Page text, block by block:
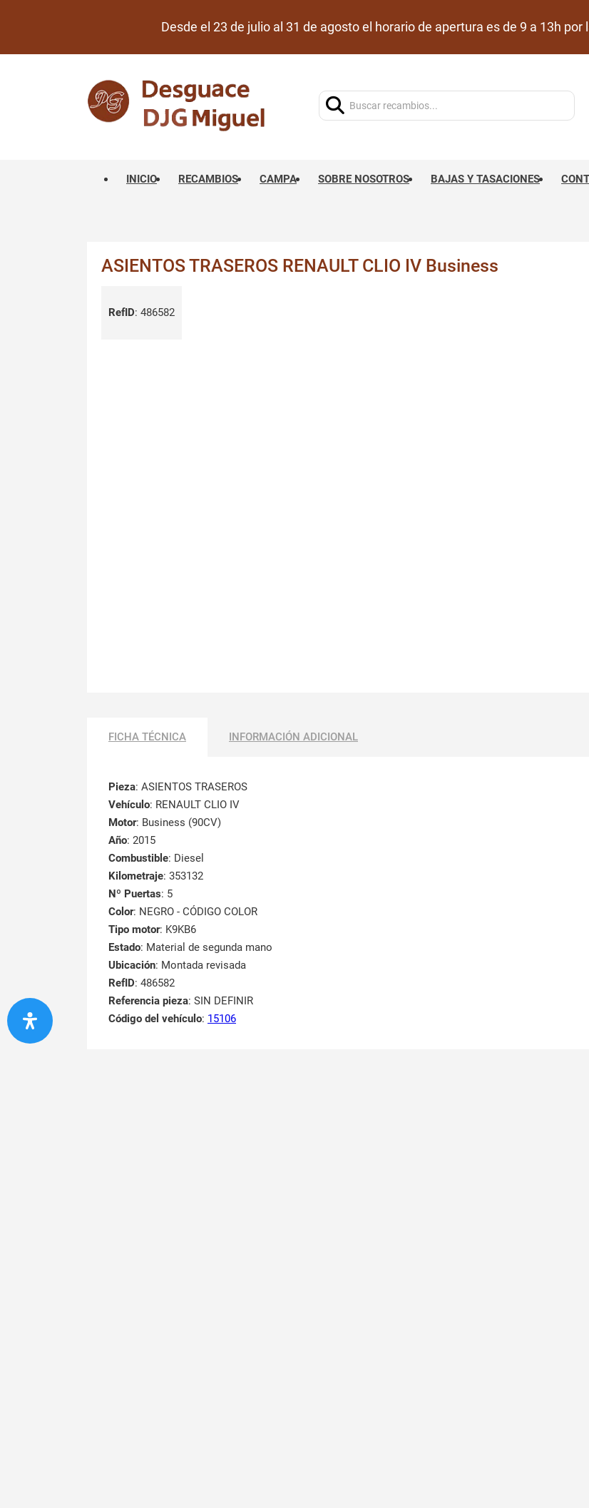
Desde el 23 de julio al 31 de agosto el horario de apertura es de 9 a 13h
INICIO RECAMBIOS CAMPA SOBRE NOSOTROS BAJAS Y TASACIONES
ASIENTOS TRASEROS RENAULT CLIO IV Business
RefID: 486582
FICHA TÉCNICA INFORMACIÓN ADICIONAL
Pieza: ASIENTOS TRASEROS
Vehículo: RENAULT CLIO IV
Motor: Business (90CV)
Año: 2015
Combustible: Diesel
Kilometraje: 353132
Nº Puertas: 5
Color: NEGRO - CÓDIGO COLOR
Tipo motor: K9KB6
Estado: Material de segunda mano
Ubicación: Montada revisada
RefID: 486582
Referencia pieza: SIN DEFINIR
Código del vehículo: 15106